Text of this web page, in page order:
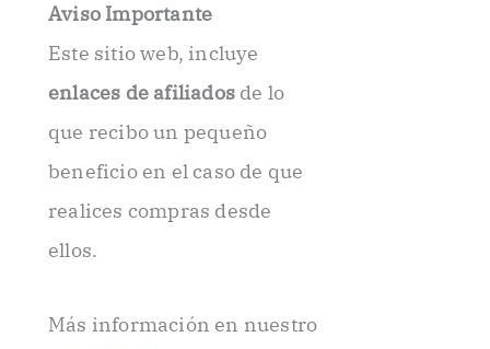
c
t
r
ó
i
o
.
Aviso Importante
Este sitio web, incluye
enlaces de afiliados de lo
que recibo un pequeño
beneficio en el caso de que
realices compras desde
ellos.
Más información en nuestro